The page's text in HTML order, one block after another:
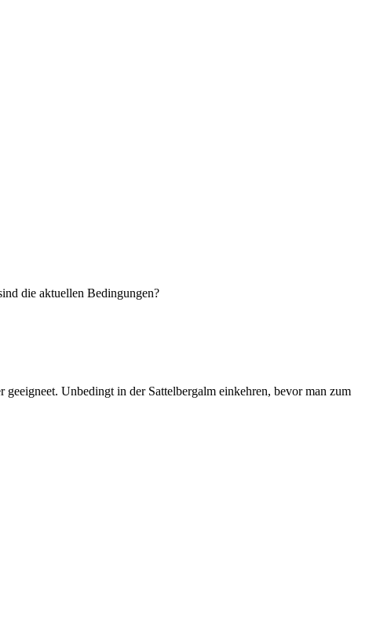
die aktuellen Bedingungen?
Unbedingt in der Sattelbergalm einkehren, bevor man zum